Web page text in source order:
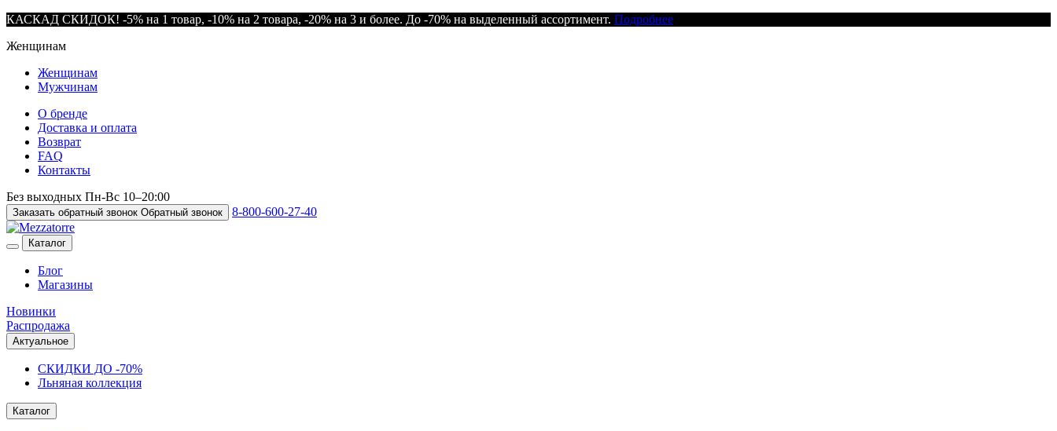
КАСКАД СКИДОК! -5% на 1 товар, -10% на 2 товара, -20% на 3 и более. До -70% на выделенный ассортимент. Подробнее
Женщинам
Женщинам
Мужчинам
О бренде
Доставка и оплата
Возврат
FAQ
Контакты
Без выходных Пн-Вс 10–20:00
Заказать обратный звонок Обратный звонок 8-800-600-27-40
Каталог
Блог
Магазины
Новинки
Распродажа
Актуальное
СКИДКИ ДО -70%
Льняная коллекция
Каталог